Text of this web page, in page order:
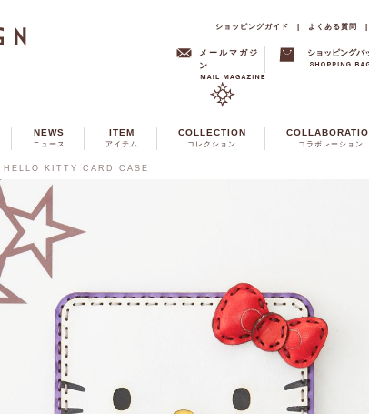
ショッピングガイド | よくある質問
メールマガジ
ン
ショッピングバ
NEWS
ニュース
ITEM
アイテム
COLLECTION
コレクション コラボレーション
HELLO KITTY CARD CASE